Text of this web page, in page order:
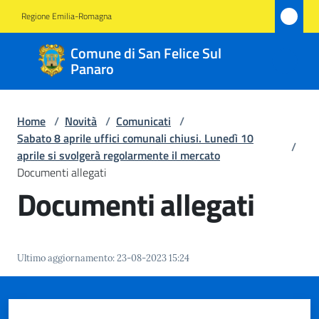
Regione Emilia-Romagna
Comune di San Felice Sul
Panaro
Comune
di San
Felice
Sul
Panaro
Amministrazione
Menu selezionato
Servizi
Home / Novità / Comunicati /
Sabato 8 aprile uffici comunali chiusi. Lunedì 10
aprile si svolgerà regolarmente il mercato
/
Documenti allegati
Documenti allegati
Ultimo aggiornamento:23-08-2023 15:24